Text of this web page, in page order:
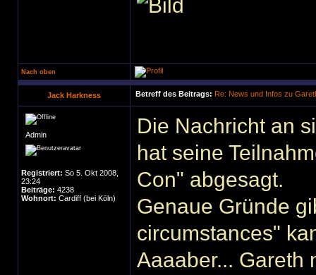
Nach oben
Jack Harkness Betreff des Beitrags: Re: News und Infos zu
Admin
Registriert: So 5. Okt 2008,
23:24
Beiträge: 4238
Wohnort: Cardiff (bei Köln)
Die Nachricht an
hat seine
Con" abgesagt.
Genaue Gründe
circumstances"
Aaaaber... Gareth